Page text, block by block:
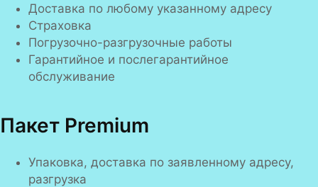
Доставка по любому указанному адресу
Страховка
Погрузочно-разгрузочные работы
Гарантийное и послегарантийное
обслуживание
Пакет Premium
Упаковка, доставка по заявленному адресу,
разгрузка